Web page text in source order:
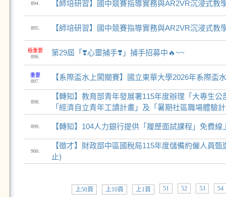
894. 【師培研習】國中競賽指導實務與AR2VR沉浸式教
895. 【師培研習】國中競賽指導實務與AR2VR沉浸式教
極重要
896.
第29屆「❣️心靈捕手❣️」捕手招募中🔥~~
重要
897.
【系際盃水上闖關賽】國立東華大學2026年系際盃
898.
【轉知】教育部青年發展署115年度辦理「大專生
「經濟自立青年工讀計畫」及「暑期社區職場體驗
899. 【轉知】104人力銀行提供「履歷面試課程」免費線
900.
【徵才】財政部中區國稅局115年度儲備約僱人員甄
止)
上50頁 上10頁 上1頁 51 52 53 54